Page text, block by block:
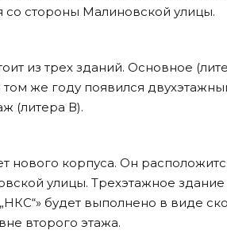
стороны Малиновской улицы.
из трех зданий. Основное
же году появился
(литера В).
нового корпуса. Он
улицы. Трехэтажное
будет выполнено в виде
второго этажа.